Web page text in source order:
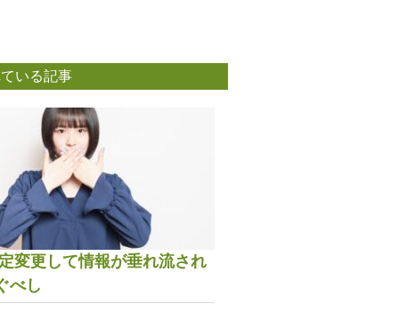
いる記事
変更して情報が垂れ流され
べし